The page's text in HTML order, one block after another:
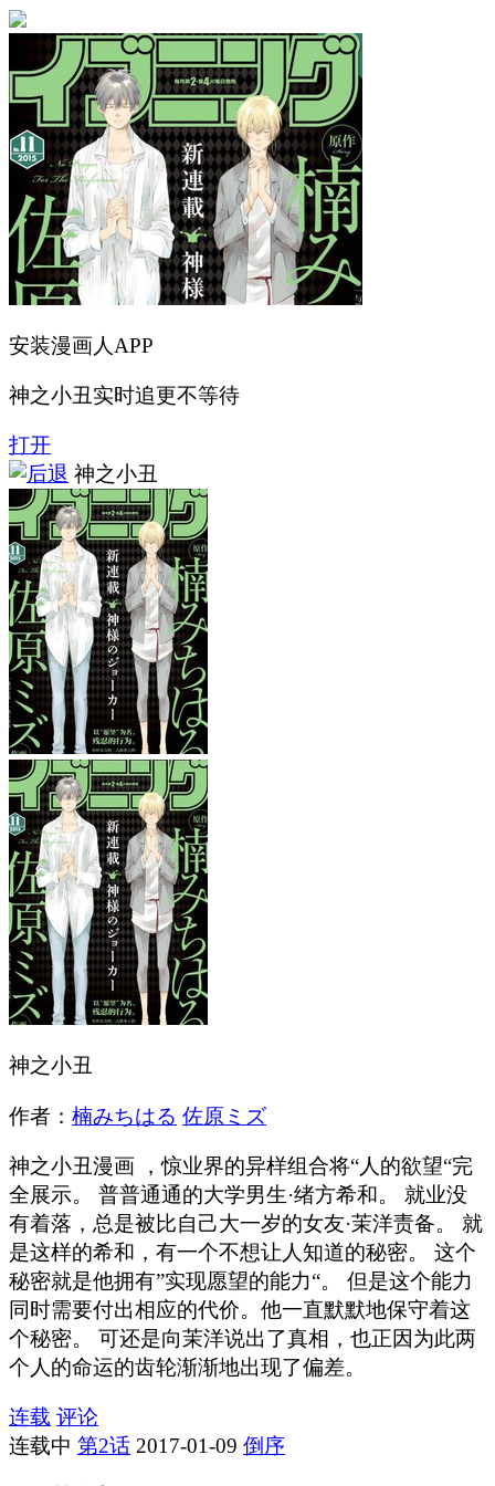
安装漫画人APP
神之小丑实时追更不等待
打开
神之小丑
神之小丑
作者： 楠みちはる 佐原ミズ
神之小丑漫画 ，惊业界的异样组合将“人的欲望“完
全展示。 普普通通的大学男生·绪方希和。 就业没
有着落，总是被比自己大一岁的女友·茉洋责备。 就
是这样的希和，有一个不想让人知道的秘密。 这个
秘密就是他拥有”实现愿望的能力“。 但是这个能力
同时需要付出相应的代价。他一直默默地保守着这
个秘密。 可还是向茉洋说出了真相，也正因为此两
个人的命运的齿轮渐渐地出现了偏差。
连载 评论
连载中 第2话 2017-01-09 倒序